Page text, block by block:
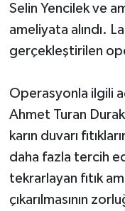
Selin Yencilek ve
ameliyata alındı.
gerçekleştirilen
Operasyonla ilgili
Ahmet Turan
karın duvarı
daha fazla tercih
tekrarlayan fıtık
çıkarılmasının